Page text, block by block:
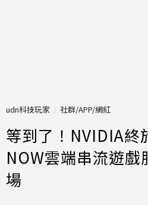
udn科技玩家 社群/APP/網紅
等到了！NVIDIA終
NOW雲端串流遊戲
場